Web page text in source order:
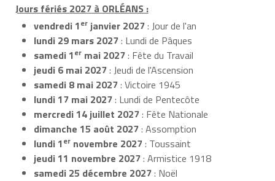
Jours fériés 2027 à ORLÉANS :
vendredi 1er janvier 2027: Jour de l'an
lundi 29 mars 2027: Lundi de Pâques
samedi 1er mai 2027: Fête du Travail
jeudi 6 mai 2027: Jeudi de l'Ascension
samedi 8 mai 2027: Victoire 1945
lundi 17 mai 2027: Lundi de Pentecôte
mercredi 14 juillet 2027: Fête Nationale
dimanche 15 août 2027: Assomption
lundi 1er novembre 2027: Toussaint
jeudi 11 novembre 2027: Armistice 1918
samedi 25 décembre 2027: Noël